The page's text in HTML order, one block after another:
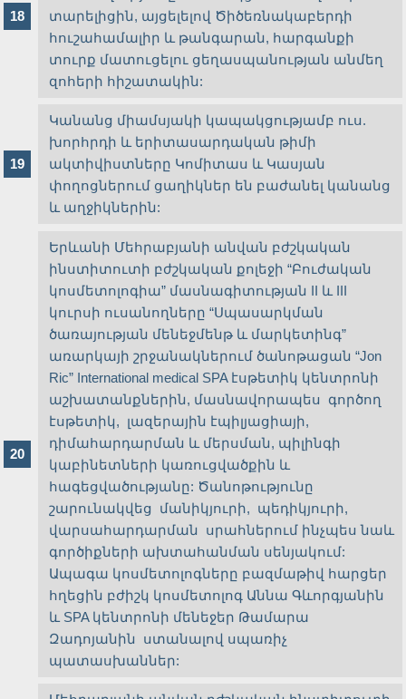
տարելիցին, այցելելով Ծիծեռնակաբերդի
հուշահամալիր և թանգարան, հարգանքի
տուրք մատուցելու ցեղասպանության անմեղ
զոհերի հիշատակին:
Կանանց միամսյակի կապակցությամբ ուս.
խորհրդի և երիտասարդական թիմի
ակտիվիստները Կոմիտաս և Կասյան
փողոցներում ցաղիկներ են բաժանել կանանց
և աղջիկներին:
Երևանի Մեհրաբյանի անվան բժշկական
ինստիտուտի բժշկական քոլեջի “Բուժական
կոսմետոլոգիա” մասնագիտության II և III
կուրսի ուսանողները “Սպասարկման
ծառայության մենեջմենթ և մարկետինգ”
առարկայի շրջանակներում ծանոթացան “Jon
Ric” International medical SPA էսթետիկ կենտրոնի
աշխատանքներին, մասնավորապես գործող
էսթետիկ, լազերային էպիլյացիայի,
դիմահարդարման և մերսման, պիլինգի
կաբինետների կառուցվածքին և
հագեցվածությանը: Ծանոթությունը
շարունակվեց մանիկյուրի, պեդիկյուրի,
վարսահարդարման սրահներում ինչպես նաև
գործիքների ախտահանման սենյակում:
Ապագա կոսմետոլոգները բազմաթիվ հարցեր
հղեցին բժիշկ կոսմետոլոգ Աննա Գևորգյանին
և SPA կենտրոնի մենեջեր Թամարա
Զադոյանին ստանալով սպառիչ
պատասխաններ: